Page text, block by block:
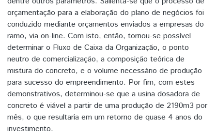
orçamentação para a elaboração do plano de negócios foi
conduzido mediante orçamentos enviados a empresas do
ramo, via on-line. Com isto, então, tornou-se possível
determinar o Fluxo de Caixa da Organização, o ponto
neutro de comercialização, a composição teórica de
mistura do concreto, e o volume necessário de produção
para sucesso do empreendimento. Por fim, com estes
demonstrativos, determinou-se que a usina dosadora de
concreto é viável a partir de uma produção de 2190m3 por
mês, o que resultaria em um retorno de quase 4 anos do
investimento.